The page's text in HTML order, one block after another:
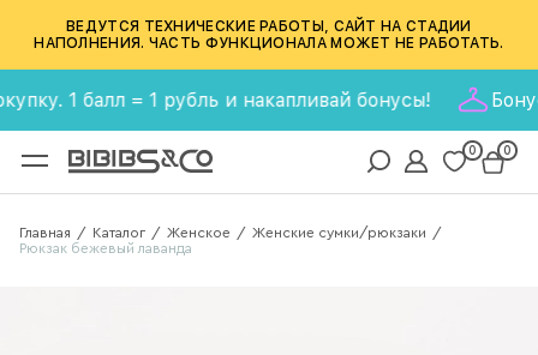
ВЕДУТСЯ ТЕХНИЧЕСКИЕ РАБОТЫ, САЙТ НА СТАДИИ
НАПОЛНЕНИЯ. ЧАСТЬ ФУНКЦИОНАЛА МОЖЕТ НЕ РАБОТАТЬ.
1 балл = 1 рубль и накапливай бонусы!
0 0
Главная / Каталог / Женское / Женские сумки/рюкзаки /
Рюкзак бежевый лаванда